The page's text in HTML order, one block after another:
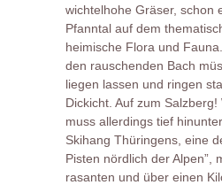
wichtelhohe Gräser, schon
Pfanntal auf dem
heimische Flora und
den rauschenden Bach
liegen lassen und ringen
Dickicht. Auf zum Salzberg!
muss allerdings tief
Skihang Thüringens, eine
Pisten nördlich der Alpen”,
rasanten und über einen